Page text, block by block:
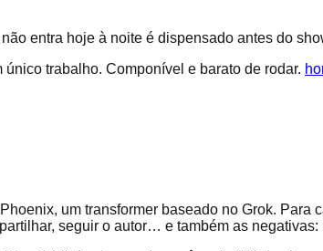
entra hoje à noite é dispensado antes do
trabalho. Componível e barato de rodar.
um transformer baseado no Grok.
seguir o autor… e também as